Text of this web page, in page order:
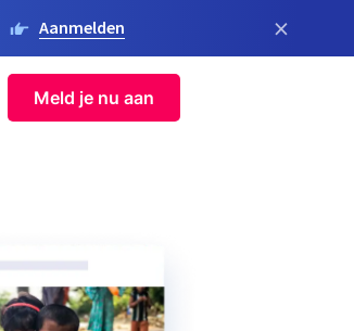
Aanmelden ×
Meld je nu aan